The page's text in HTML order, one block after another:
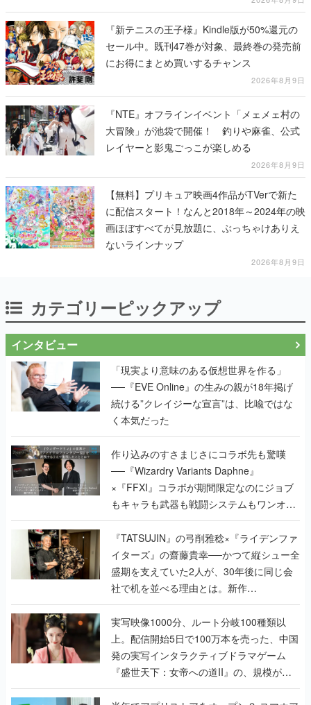
る
『新テニスの王子様』Kindle版が50%還元の
セール中。既刊47巻が対象、最終巻の発売前
にお得にまとめ買いするチャンス
2026年8月9日
『NTE』オフラインイベント「メェメェ村の
大冒険」が池袋で開催！ 釣りや麻雀、公式
レイヤーと影鬼ごっこが楽しめる
2026年8月9日
【無料】プリキュア映画4作品がTVerで新た
に配信スタート！なんと2018年～2024年の映
画ほぼすべてが見放題に、ぶっちゃけありえ
ないラインナップ
2026年8月9日
カテゴリーピックアップ
インタビュー
「現実より意味のある仮想世界を作る」
──『EVE Online』の生みの親が18年掲げ
続ける”クレイジーな宣言”は、比喩ではな
く本気だった
作り込みのすさまじさにコラボ先も驚嘆
──『Wizardry Variants Daphne』
×『FFXI』コラボが期間限定なのにジョブ
もキャラも武器も戦闘システムもワンオフ
で作り込まれた理由を両ディレクターに聞
く
『TATSUJIN』の弓削雅稔×『ライデンファ
イターズ』の齋藤貴幸──かつて縦シュー全
盛期を支えていた2人が、30年後に同じ会
社で机を並べる理由とは。新作
『TATSUJIN EXTREME』で初タッグを組
んだレジェンド2人に訊く開発秘話
実写映像1000分、ルート分岐100種類以
上。配信開始5日で100万本を売った、中国
発の実写インタラクティブドラマゲーム
『盛世天下：女帝への道II』の、規模が違
うこだわりをプロデューサーに聞いた